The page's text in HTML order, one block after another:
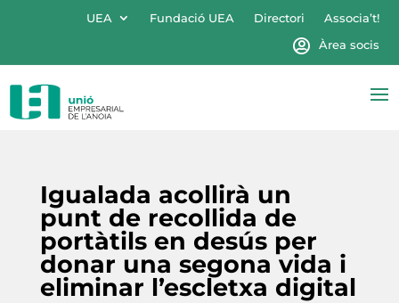
UEA Fundació UEA Directori
Associa’t!
Àrea socis
Igualada acollirà un
punt de recollida de
portàtils en desús per
donar una segona vida i
eliminar l’escletxa digital